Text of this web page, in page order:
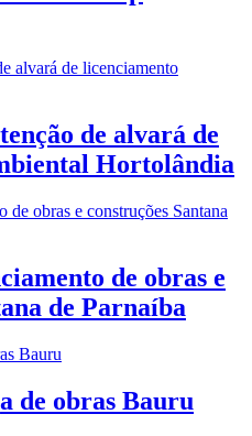
de alvará de
Hortolândia
de obras e
de Parnaíba
de obras Bauru